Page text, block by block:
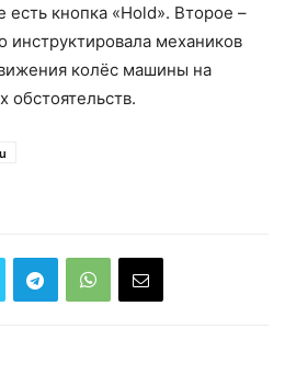
кнопка «Hold». Второе –
инструктировала механиков
колёс машины на
обстоятельств.